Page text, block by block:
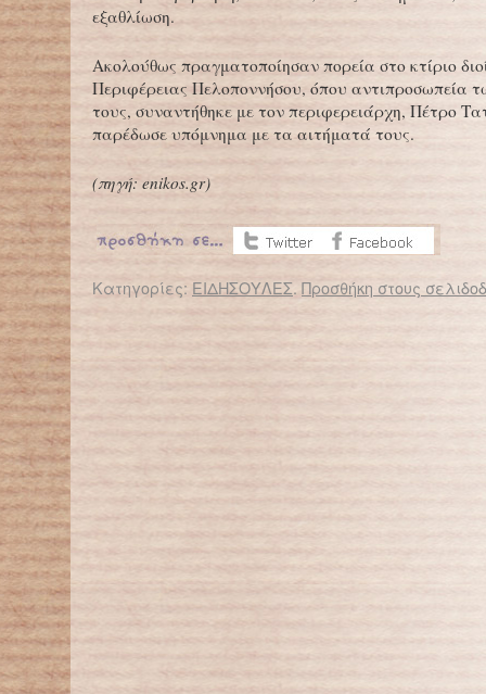
εξαθλίωση.
Ακολούθως πραγματοποίησαν πορεία στο κτίριο
Περιφέρειας Πελοποννήσου, όπου αντιπροσωπεία
τους, συναντήθηκε με τον περιφερειάρχη, Πέτρο
παρέδωσε υπόμνημα με τα αιτήματά τους.
(πηγή: enikos.gr)
Κατηγορίες: ΕΙΔΗΣΟΥΛΕΣ. Προσθήκη στους
← Επιστροφή στο %s